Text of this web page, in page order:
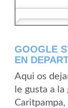
GOOGLE
EN
Aqui os
le gusta a